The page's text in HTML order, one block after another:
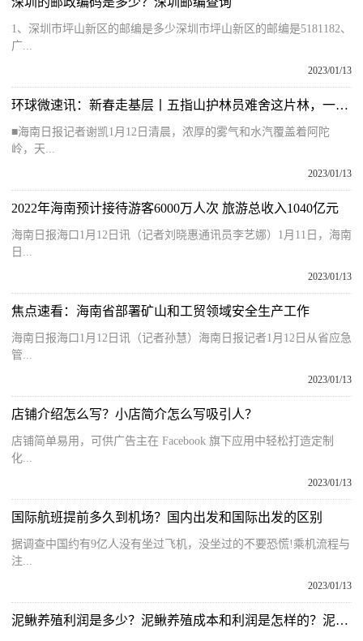
1、深圳市坪山新区的邮编是多少深圳市坪山新区的邮编是5181182、
广...
2023/01/13
环球微速讯：新春走基层丨五指山护林员难舍这片林，一守十多年
■海南日报记者谢凯1月12日清晨，浓厚的雾气和水汽覆盖着阿陀
岭，天...
2023/01/13
2022年海南预计接待游客6000万人次 旅游总收入1040亿元
海南日报海口1月12日讯（记者刘晓惠通讯员李艺娜）1月11日，海南
日...
2023/01/13
焦点速看：海南省部署矿山和工贸领域安全生产工作
海南日报海口1月12日讯（记者孙慧）海南日报记者1月12日从省应急
管...
2023/01/13
店铺介绍怎么写？小店简介怎么写吸引人？
店铺简单易用，可供广告主在 Facebook 旗下应用中轻松打造定制
化...
2023/01/13
国际航班提前多久到机场？国内出发和国际出发的区别
据调查中国约有9亿人没有坐过飞机，没坐过的不要恐慌!乘机流程与
注...
2023/01/13
泥鳅养殖利润是多少？泥鳅养殖成本和利润是怎样的？泥鳅养殖市场前景